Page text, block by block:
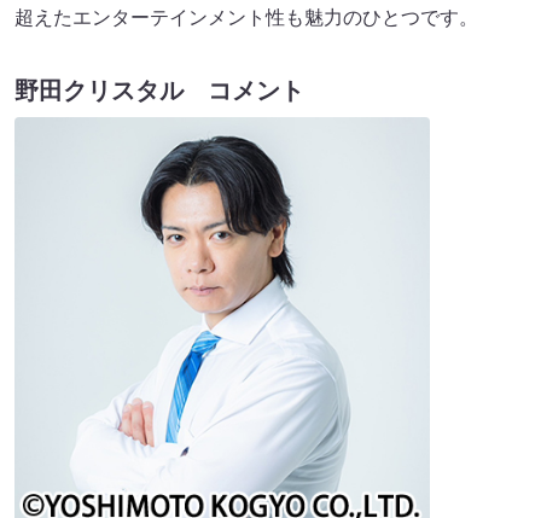
超えたエンターテインメント性も魅力のひとつです。
野田クリスタル コメント